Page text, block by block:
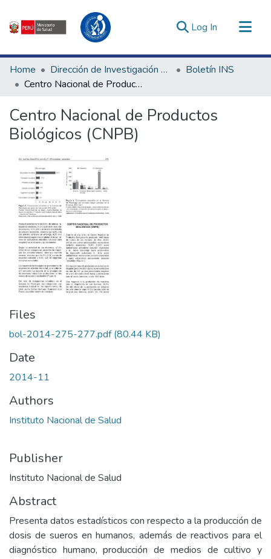
Log In (current)
Communities & Collections
All of DSpace
Estadísticas Externas
Enlaces de interés ▾
Home Dirección de Investigación e Innovación en Salud
Boletín INS
Centro Nacional de Productos Biológicos (CNPB)
Centro Nacional de Productos
Biológicos (CNPB)
Files
bol-2014-275-277.pdf(80.44 KB)
Date
2014-11
Authors
Instituto Nacional de Salud
Publisher
Instituto Nacional de Salud
Abstract
Presenta datos estadísticos con respecto a la producción de
dosis de sueros en humanos, además de reactivos para el
diagnóstico humano, producción de medios de cultivo y